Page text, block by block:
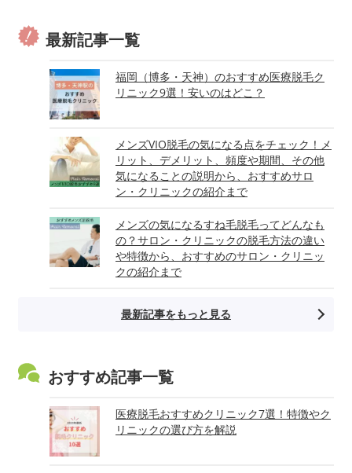
最新記事一覧
福岡（博多・天神）のおすすめ医療脱毛ク
リニック9選！安いのはどこ？
メンズVIO脱毛の気になる点をチェック！メ
リット、デメリット、頻度や期間、その他
気になることの説明から、おすすめサロ
ン・クリニックの紹介まで
メンズの気になるすね毛脱毛ってどんなも
の？サロン・クリニックの脱毛方法の違い
や特徴から、おすすめのサロン・クリニッ
クの紹介まで
最新記事をもっと見る
おすすめ記事一覧
医療脱毛おすすめクリニック7選！特徴やク
リニックの選び方を解説